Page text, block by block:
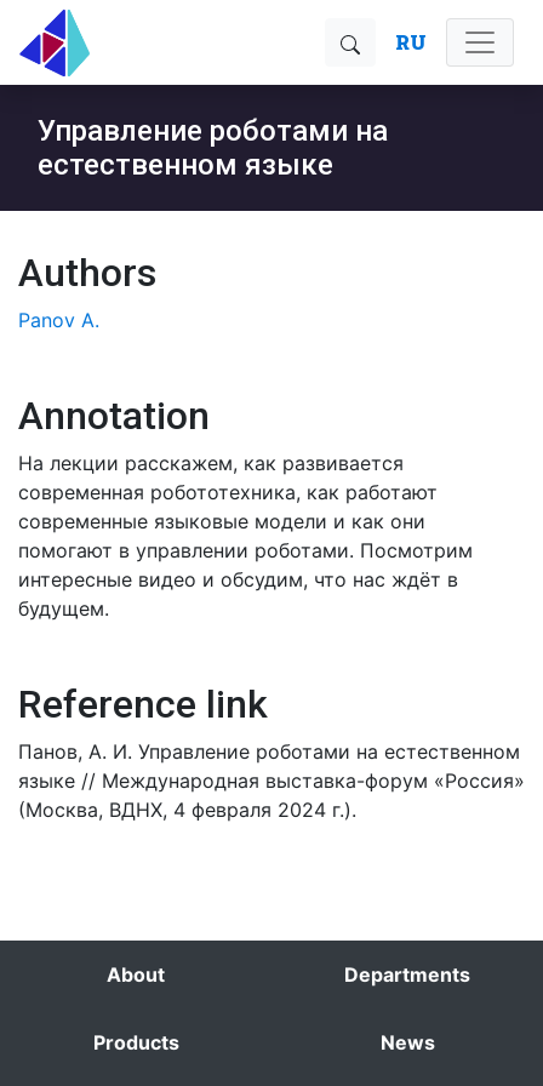
RU
Управление роботами на
естественном языке
Authors
Panov A.
Annotation
На лекции расскажем, как развивается
современная робототехника, как работают
современные языковые модели и как они
помогают в управлении роботами. Посмотрим
интересные видео и обсудим, что нас ждёт в
будущем.
Reference link
Панов, А. И. Управление роботами на естественном
языке // Международная выставка-форум «Россия»
(Москва, ВДНХ, 4 февраля 2024 г.).
About Departments
Products News